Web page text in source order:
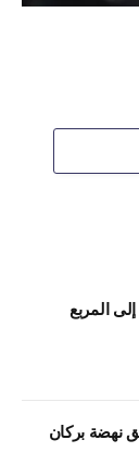
المربع
نهضة بركان